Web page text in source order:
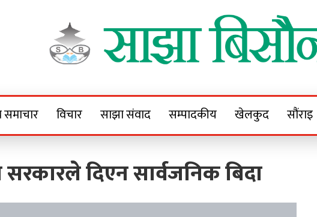
Sajha Bisaunee
विचार साझा संवाद सम्पादकीय खेलकुद सौंराइ
सरकारले दिएन सार्वजनिक बिदा